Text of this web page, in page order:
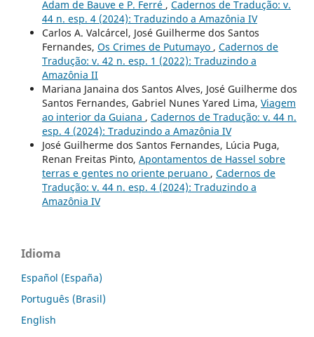
Adam de Bauve e P. Ferré , Cadernos de Tradução: v.
44 n. esp. 4 (2024): Traduzindo a Amazônia IV
Carlos A. Valcárcel, José Guilherme dos Santos
Fernandes, Os Crimes de Putumayo , Cadernos de
Tradução: v. 42 n. esp. 1 (2022): Traduzindo a
Amazônia II
Mariana Janaina dos Santos Alves, José Guilherme dos
Santos Fernandes, Gabriel Nunes Yared Lima, Viagem
ao interior da Guiana , Cadernos de Tradução: v. 44 n.
esp. 4 (2024): Traduzindo a Amazônia IV
José Guilherme dos Santos Fernandes, Lúcia Puga,
Renan Freitas Pinto, Apontamentos de Hassel sobre
terras e gentes no oriente peruano , Cadernos de
Tradução: v. 44 n. esp. 4 (2024): Traduzindo a
Amazônia IV
Idioma
Español (España)
Português (Brasil)
English